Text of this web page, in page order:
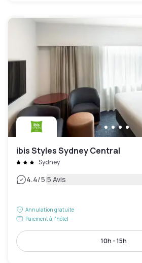
ibis Styles Sydney Central
Sydney
4.4/5|5 Avis
Annulation gratuite
Paiement à l'hôtel
10h - 15h